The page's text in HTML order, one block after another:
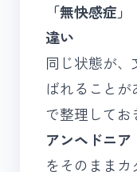
「無快感症
違い
同じ状態が
ばれること
で整理してお
アンヘドニア
をそのまま